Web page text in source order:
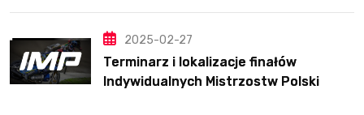
2025-02-27
Terminarz i lokalizacje finałów
Indywidualnych Mistrzostw Polski